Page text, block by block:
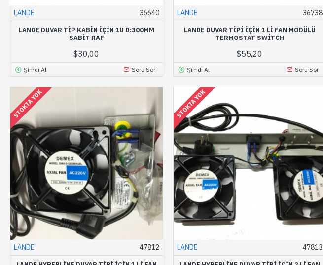
LANDE 36640
LANDE DUVAR TIP KABIN IÇIN 1U D:300MM
SABIT RAF
$30,00
Şimdi Al Soru Sor
LANDE 36738
LANDE DUVAR TIPI IÇIN 1 LI FAN MODÜLÜ
TERMOSTAT SWITCH
$55,20
Şimdi Al Soru Sor
STOKTA YOK
LANDE 47812
STOKTA YOK
LANDE 47813